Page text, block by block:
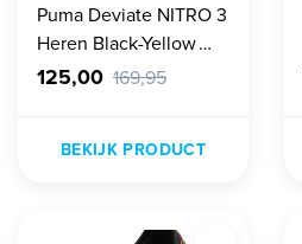
Puma Deviate NITRO 3
Heren Black-Yellow
Alert
125,00 169,95
BEKIJK PRODUCT